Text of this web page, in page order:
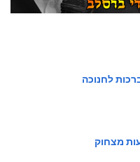
לחנוכה
מצחוק